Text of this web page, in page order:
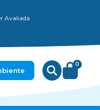
Avaliada
0